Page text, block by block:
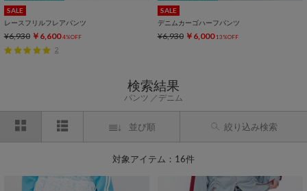
SALE
レースフリルフレアパンツ
¥6,930 ￥6,600 4%OFF
2
SALE
デニムカーゴハーフパンツ
¥6,930 ￥6,000 13%OFF
検索結果
パンツ デニム
並び順 絞り込み検索
対象アイテム：16件